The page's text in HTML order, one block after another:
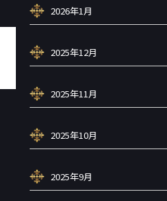
2026年1月
2025年12月
2025年11月
2025年10月
2025年9月